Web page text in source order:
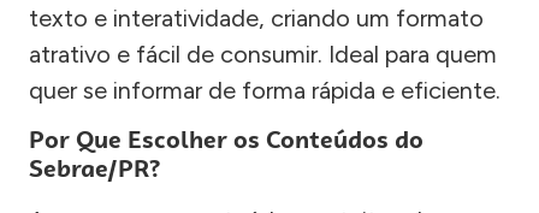
texto e interatividade, criando um formato
atrativo e fácil de consumir. Ideal para quem
quer se informar de forma rápida e eficiente.
Por Que Escolher os Conteúdos do
Sebrae/PR?